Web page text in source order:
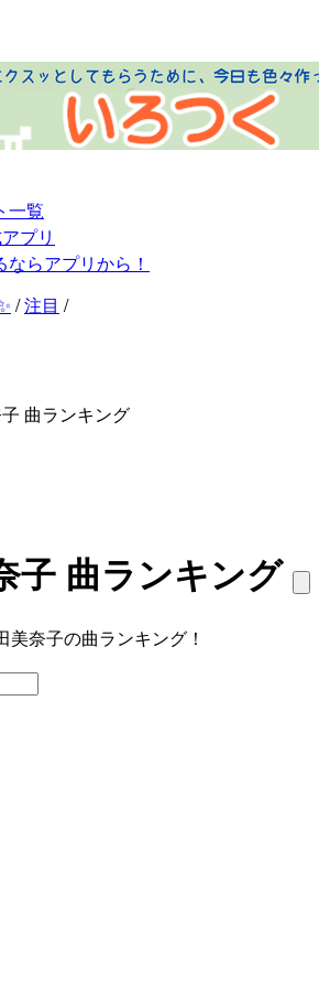
一覧
プリ
らアプリから！
/注目 /
曲ランキング
子 曲ランキング
奈子の曲ランキング！